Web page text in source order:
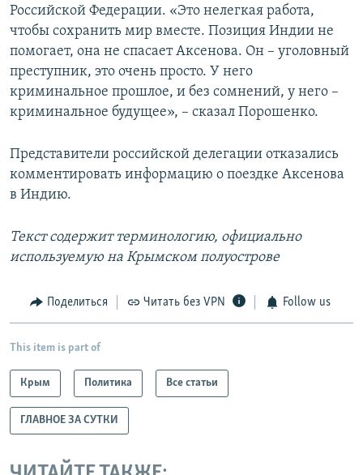
Российской Федерации. «Это нелегкая работа,
чтобы сохранить мир вместе. Позиция Индии не
помогает, она не спасает Аксенова. Он – уголовный
преступник, это очень просто. У него
криминальное прошлое, и без сомнений, у него –
криминальное будущее», – сказал Порошенко.
Представители российской делегации отказались
комментировать информацию о поездке Аксенова
в Индию.
Текст содержит терминологию, официально
используемую на Крымском полуострове
Поделиться Читать без VPN Follow us
This item is part of
Крым Политика Все статьи
ГЛАВНОЕ ЗА СУТКИ